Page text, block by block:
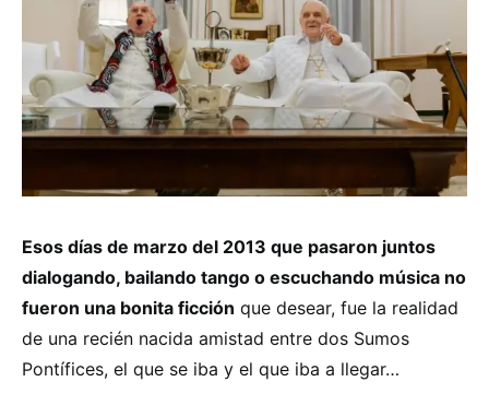
Esos días de marzo del 2013 que pasaron juntos
dialogando, bailando tango o escuchando música no
fueron una bonita ficción que desear, fue la realidad
de una recién nacida amistad entre dos Sumos
Pontífices, el que se iba y el que iba a llegar…